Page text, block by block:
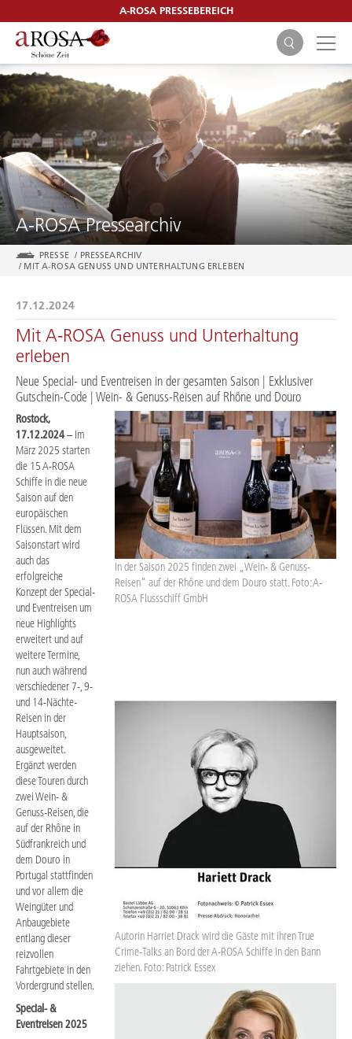
A-ROSA PRESSEBEREICH
SUCHEN
A-ROSA Pressearchiv
PRESSE / PRESSEARCHIV
/ MIT A-ROSA GENUSS UND UNTERHALTUNG ERLEBEN
17.12.2024
Mit A-ROSA Genuss und Unterhaltung
erleben
Neue Special- und Eventreisen in der gesamten Saison | Exklusiver
Gutschein-Code | Wein- & Genuss-Reisen auf Rhône und Douro
In der Saison 2025 finden zwei „Wein- & Genuss-
Reisen“ auf der Rhône und dem Douro statt. Foto: A-
ROSA Flussschiff GmbH
Autorin Harriet Drack wird die Gäste mit ihren True
Crime-Talks an Bord der A-ROSA Schiffe in den Bann
ziehen. Foto: Patrick Essex
Rostock,
17.12.2024– Im
März 2025 starten
die 15 A-ROSA
Schiffe in die neue
Saison auf den
europäischen
Flüssen. Mit dem
Saisonstart wird
auch das
erfolgreiche
Konzept der Special-
und Eventreisen um
neue Highlights
erweitert und auf
weitere Termine,
nun auch während
verschiedener 7-, 9-
und 14-Nächte-
Reisen in der
Hauptsaison,
ausgeweitet.
Ergänzt werden
diese Touren durch
zwei Wein- &
Genuss-Reisen, die
auf der Rhône in
Südfrankreich und
dem Douro in
Portugal stattfinden
und vor allem die
Weingüter und
Anbaugebiete
entlang dieser
reizvollen
Fahrtgebiete in den
Vordergrund stellen.
Special- &
Eventreisen 2025